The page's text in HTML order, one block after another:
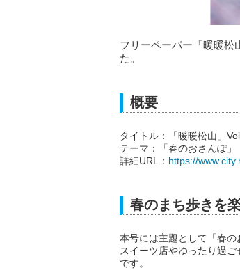
フリーペーパー「暖暖松
た。
概要
タイトル：「暖暖松山」
テーマ：「春のおさんぽ」
詳細URL： https://
春のまち歩きを
本号には主題として「春
スイーツ店やゆったり過
です。